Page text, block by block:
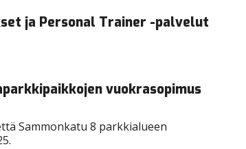
ja Personal Trainer -palvelut
vuokrasopimus
Sammonkatu 8 parkkialueen